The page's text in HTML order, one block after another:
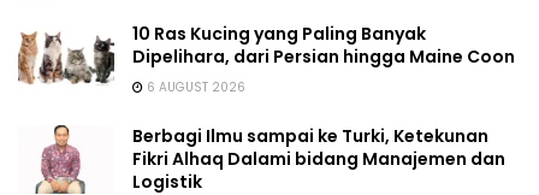
10 Ras Kucing yang Paling Banyak
Dipelihara, dari Persian hingga Maine Coon
6 AUGUST 2026
Berbagi Ilmu sampai ke Turki, Ketekunan
Fikri Alhaq Dalami bidang Manajemen dan
Logistik